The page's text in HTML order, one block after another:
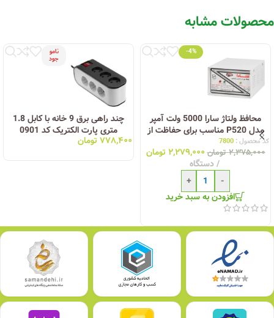
محصولات مشابه
-4%
محافظ ولتاژ سارا 5000 ولت آمپر
مدل P520 مناسب برای حفاظت از
انواع لباسشویی و ظرفشوییکد محصول : 7800
۲,۳۷۵,۰۰۰ تومان ۲,۲۷۹,۰۰۰ تومان
دستگاه
-
+
افزودن به سبد خرید
نامو
جود
چند راهی برق 9 خانه با کابل 1.8
متری پارت الکتریک کد 0901
۷۷۸,۴۰۰تومان